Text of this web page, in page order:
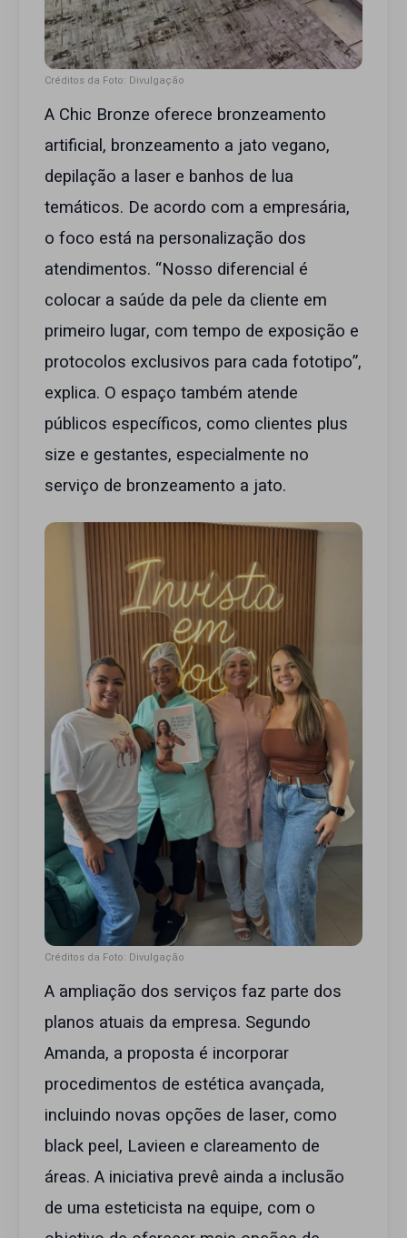
Créditos da Foto: Divulgação
A Chic Bronze oferece bronzeamento
artificial, bronzeamento a jato vegano,
depilação a laser e banhos de lua
temáticos. De acordo com a empresária,
o foco está na personalização dos
atendimentos. “Nosso diferencial é
colocar a saúde da pele da cliente em
primeiro lugar, com tempo de exposição e
protocolos exclusivos para cada fototipo”,
explica. O espaço também atende
públicos específicos, como clientes plus
size e gestantes, especialmente no
serviço de bronzeamento a jato.
Créditos da Foto: Divulgação
A ampliação dos serviços faz parte dos
planos atuais da empresa. Segundo
Amanda, a proposta é incorporar
procedimentos de estética avançada,
incluindo novas opções de laser, como
black peel, Lavieen e clareamento de
áreas. A iniciativa prevê ainda a inclusão
de uma esteticista na equipe, com o